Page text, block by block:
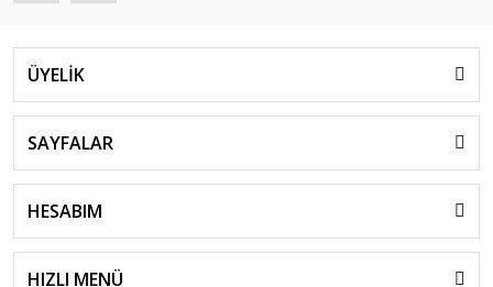
ÜYELİK
SAYFALAR
HESABIM
HIZLI MENÜ